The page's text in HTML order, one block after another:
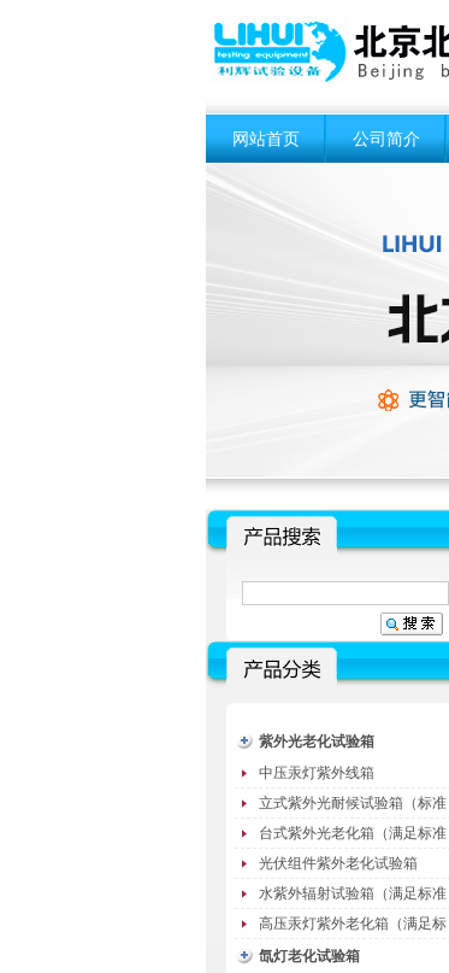
网站首页 公司简介
紫外光老化试验箱
中压汞灯紫外线箱
立式紫外光耐候试验箱（标准
型）
台式紫外光老化箱（满足标准
GB/T16776）
光伏组件紫外老化试验箱
水紫外辐射试验箱（满足标准
JC485-1992）
高压汞灯紫外老化箱（满足标
准GB/T16777）
氙灯老化试验箱